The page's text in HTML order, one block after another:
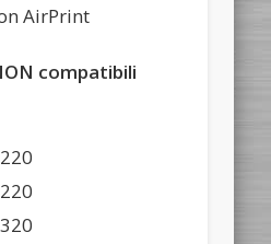
AirPrint
compatibili